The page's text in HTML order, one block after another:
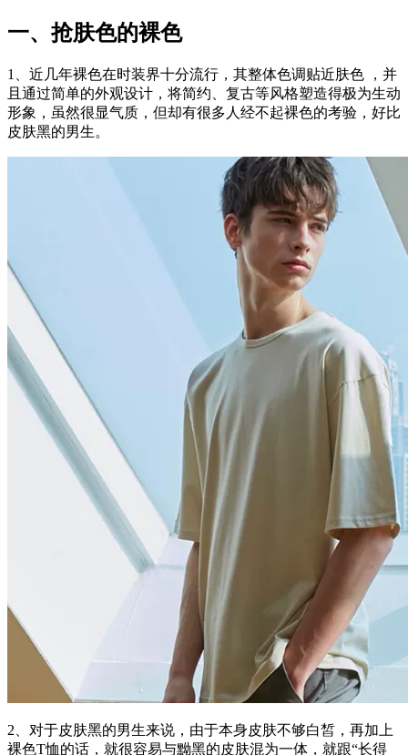
一、抢肤色的裸色
1、近几年裸色在时装界十分流行，其整体色调贴近肤色 ，并
且通过简单的外观设计，将简约、复古等风格塑造得极为生动
形象，虽然很显气质，但却有很多人经不起裸色的考验，好比
皮肤黑的男生。
2、对于皮肤黑的男生来说，由于本身皮肤不够白皙，再加上
裸色T恤的话，就很容易与黝黑的皮肤混为一体，就跟“长得